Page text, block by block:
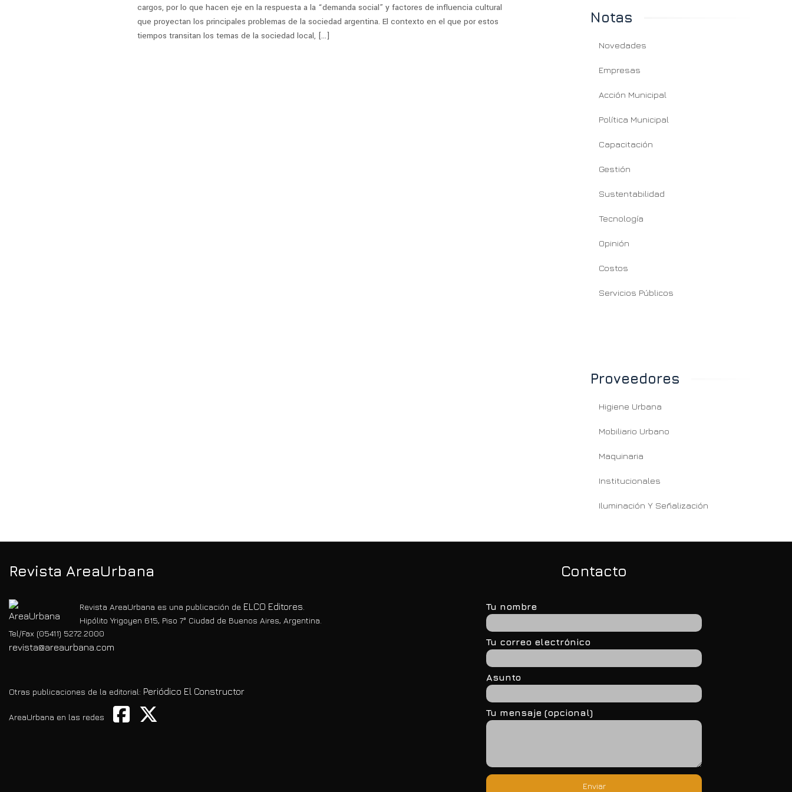
cargos, por lo que hacen eje en la respuesta a la “demanda social” y factores de influencia cultural
que proyectan los principales problemas de la sociedad argentina. El contexto en el que por estos
tiempos transitan los temas de la sociedad local, […]
Notas
Novedades
Empresas
Acción Municipal
Política Municipal
Capacitación
Gestión
Sustentabilidad
Tecnología
Opinión
Costos
Servicios Públicos
Proveedores
Higiene Urbana
Mobiliario Urbano
Maquinaria
Institucionales
Iluminación Y Señalización
Revista AreaUrbana
Revista AreaUrbana es una publicación de ELCO Editores.
Hipólito Yrigoyen 615, Piso 7° Ciudad de Buenos Aires, Argentina.
Tel/Fax (05411) 5272.2000
revista@areaurbana.com
Otras publicaciones de la editorial: Periódico El Constructor
AreaUrbana en las redes
Contacto
Tu nombre
Tu correo electrónico
Asunto
Tu mensaje (opcional)